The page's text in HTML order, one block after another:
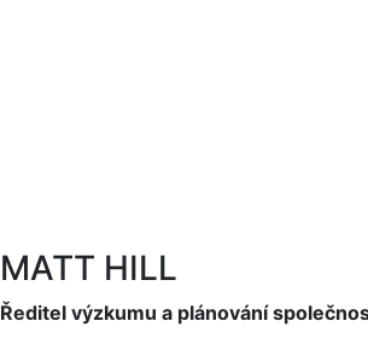
MATT HILL
Ředitel výzkumu a plánování